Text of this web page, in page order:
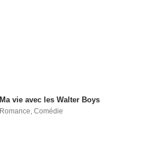
Ma vie avec les Walter Boys
Romance,Comédie